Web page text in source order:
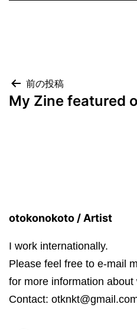
投
稿
シ
ョ
ン
前の投稿
My Zine featured
otokonokoto / Artist
I work internationally.
Please feel free to e-mail
for more information
Contact: